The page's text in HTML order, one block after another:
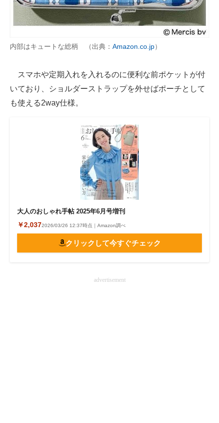
内部はキュートな総柄 （出典： Amazon.co.jp）
スマホや定期入れを入れるのに便利な前ポケットが付
いており、ショルダーストラップを外せばポーチとして
も使える2way仕様。
大人のおしゃれ手帖 2025年6月号増刊
￥2,0372026/03/26 12:37時点｜Amazon調べ
クリックして今すぐチェック
advertisement